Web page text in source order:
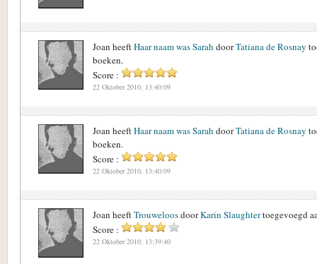
Joan heeftHaar naam was Sarah doorTatiana de Rosnay
boeken.
Score :
22 Oktober 2010, 13:40:09
Joan heeftHaar naam was Sarah doorTatiana de Rosnay
boeken.
Score :
22 Oktober 2010, 13:40:09
Joan heeftTrouweloosdoorKarin Slaughtertoegevoegd
Score :
22 Oktober 2010, 13:39:40